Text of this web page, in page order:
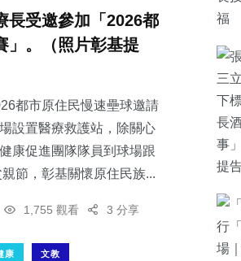
長受邀參加「2026都
」。（照片彰基提
都市原住民慢速壘球邀請
設置醫療救護站，除關心
康促進團隊隊員到球場跟
節，彰基關懷原住民族...
1,755 觀看 3 分享
康 文教